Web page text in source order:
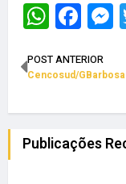
POST ANTERIOR
Publicações